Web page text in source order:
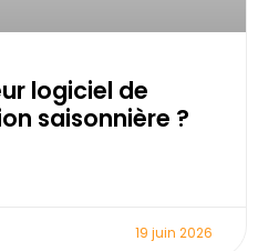
logiciel de
saisonnière ?
19 juin 2026